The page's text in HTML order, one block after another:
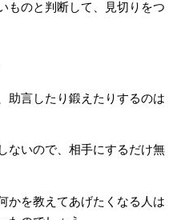
ものと判断して、見切りをつ
助言したり鍛えたりするのは
ないので、相手にするだけ無
かを教えてあげたくなる人は